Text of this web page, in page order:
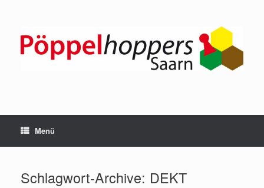
Menü
Schlagwort-Archive: DEKT